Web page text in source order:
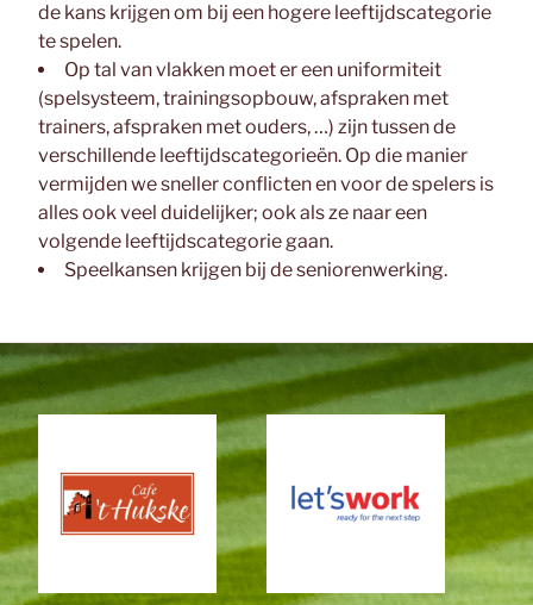
de kans krijgen om bij een hogere leeftijdscategorie
te spelen.
Op tal van vlakken moet er een uniformiteit
(spelsysteem, trainingsopbouw, afspraken met
trainers, afspraken met ouders, …) zijn tussen de
verschillende leeftijdscategorieën. Op die manier
vermijden we sneller conflicten en voor de spelers is
alles ook veel duidelijker; ook als ze naar een
volgende leeftijdscategorie gaan.
Speelkansen krijgen bij de seniorenwerking.